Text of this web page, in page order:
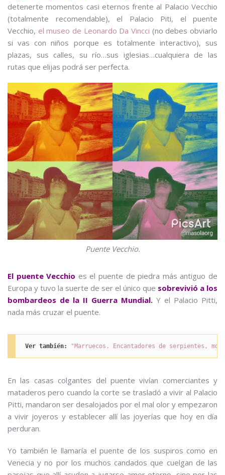
detenerte momentos casi eternos frente al Palacio Vecchio
(totalmente recomendable), el Palacio Piti, el puente
Vecchio, el museo de Leonardo Da Vincci (no debes obviarlo
si vas con niños porque es totalmente interactivo), sus
plazas, sus calles, su río…sus iglesias…cualquiera de las
rutas que elijas podrá ser perfecta.
Puente Vecchio.
El puente Vecchio es el puente de piedra más antiguo de
Europa y tuvo la suerte de ser el único que sobrevivió a los
bombardeos de la II Guerra Mundial. Y el Palacio Pitti,
nada más cruzar el puente.
Ver también: "Marruecos. Encantadores de serpientes,
En las casas colgantes del puente vivían comerciantes y
mataderos pero cuando la corte se trasladó a vivir al Palacio
Pitti, mandaron ser desalojados por el mal olor y empezaron
a vivir joyeros y establecer allí las joyerías que hoy en día
perduran.
Yo también le llamaría el puente de los suspiros como en
Venecia y no por los muchos candados que cuelgan de las